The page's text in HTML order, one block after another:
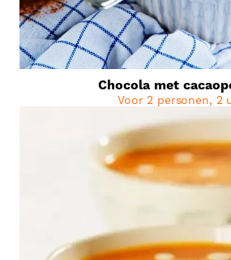
Chocola met
Voor 2 personen, 2